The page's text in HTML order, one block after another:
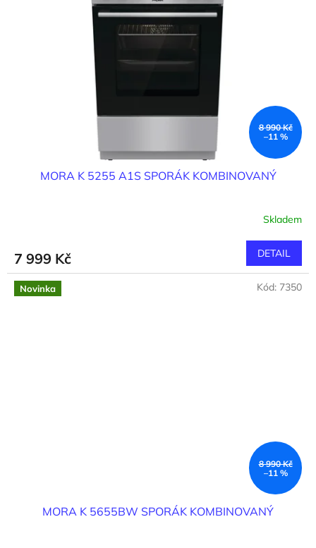
8 990 Kč
–11 %
MORA K 5255 A1S SPORÁK KOMBINOVANÝ
Skladem
7 999 Kč DETAIL
Novinka
8 990 Kč
–11 %
MORA K 5655BW SPORÁK KOMBINOVANÝ
Kód: 7350